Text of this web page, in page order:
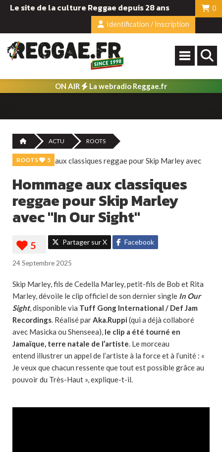
Le site de la culture Reggae depuis 28 ans
0
Identification / Inscription
ON AIR La webradio Reggae.fr
ACTU ROOTS
ROOTS 5
Hommage aux classiques
reggae pour Skip Marley
avec "In Our Sight"
Partager sur X Facebook
24 Septembre 2025
Skip Marley, fils de Cedella Marley, petit-fils de Bob et Rita
Marley, dévoile le clip officiel de son dernier single In Our
Sight, disponible via Tuff Gong International / Def Jam
Recordings. Réalisé parAka.Ruppi (qui a déjà collaboré
avec Masicka ou Shenseea), le clip a été tourné en
Jamaïque, terre natale de l’artiste. Le morceau
entend illustrer un appel de l’artiste à la force et à l’unité : «
Je veux que chacun ressente que tout est possible grâce au
pouvoir du Très-Haut », explique-t-il.